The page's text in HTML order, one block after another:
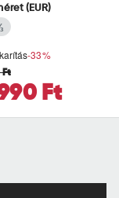
diktál..
-33%
Ft
Ft
(EUR)